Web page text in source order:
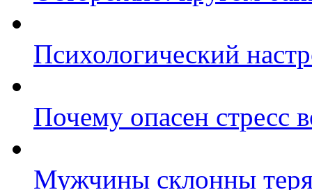
Психологический
Почему опасен стресс
Мужчины склонны